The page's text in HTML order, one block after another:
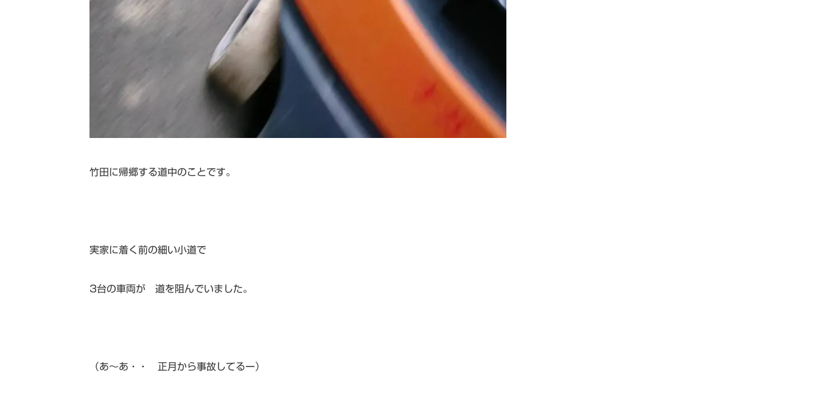
竹田に帰郷する道中のことです。
実家に着く前の細い小道で
3台の車両が 道を阻んでいました。
（あ～あ・・ 正月から事故してるー）